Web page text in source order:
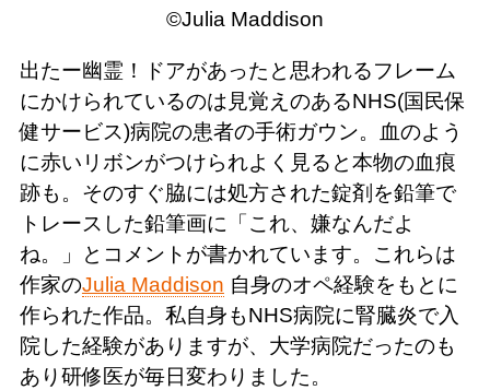
©Julia Maddison
出たー幽霊！ドアがあったと思われるフレーム
にかけられているのは見覚えのあるNHS(国民保
健サービス)病院の患者の手術ガウン。血のよう
に赤いリボンがつけられよく見ると本物の血痕
跡も。そのすぐ脇には処方された錠剤を鉛筆で
トレースした鉛筆画に「これ、嫌なんだよ
ね。」とコメントが書かれています。これらは
作家のJulia Maddison 自身のオペ経験をもとに
作られた作品。私自身もNHS病院に腎臓炎で入
院した経験がありますが、大学病院だったのも
あり研修医が毎日変わりました。